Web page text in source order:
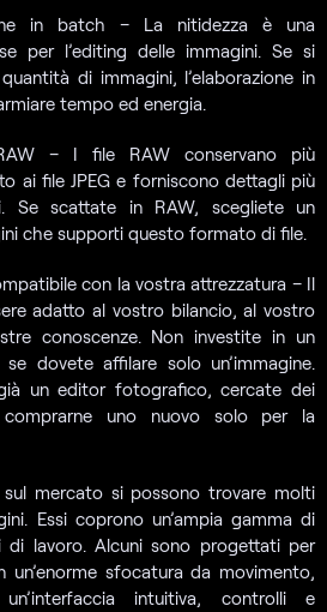
in batch – La nitidezza è una
per l’editing delle immagini. Se si
di immagini, l’elaborazione in
tempo ed energia.
– I file RAW conservano più
ai file JPEG e forniscono dettagli più
Se scattate in RAW, scegliete un
che supporti questo formato di file.
con la vostra attrezzatura – Il
adatto al vostro bilancio, al vostro
conoscenze. Non investite in un
dovete affilare solo un’immagine.
un editor fotografico, cercate dei
uno nuovo solo per la
mercato si possono trovare molti
Essi coprono un’ampia gamma di
di lavoro. Alcuni sono progettati per
un’enorme sfocatura da movimento,
intuitiva, controlli e